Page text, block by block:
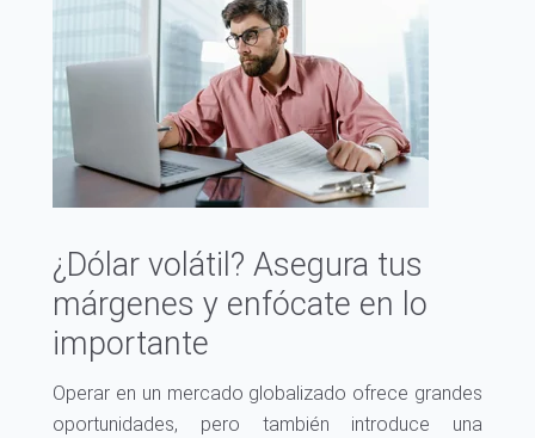
¿Dólar volátil? Asegura tus
márgenes y enfócate en lo
importante
Operar en un mercado globalizado ofrece grandes
oportunidades, pero también introduce una